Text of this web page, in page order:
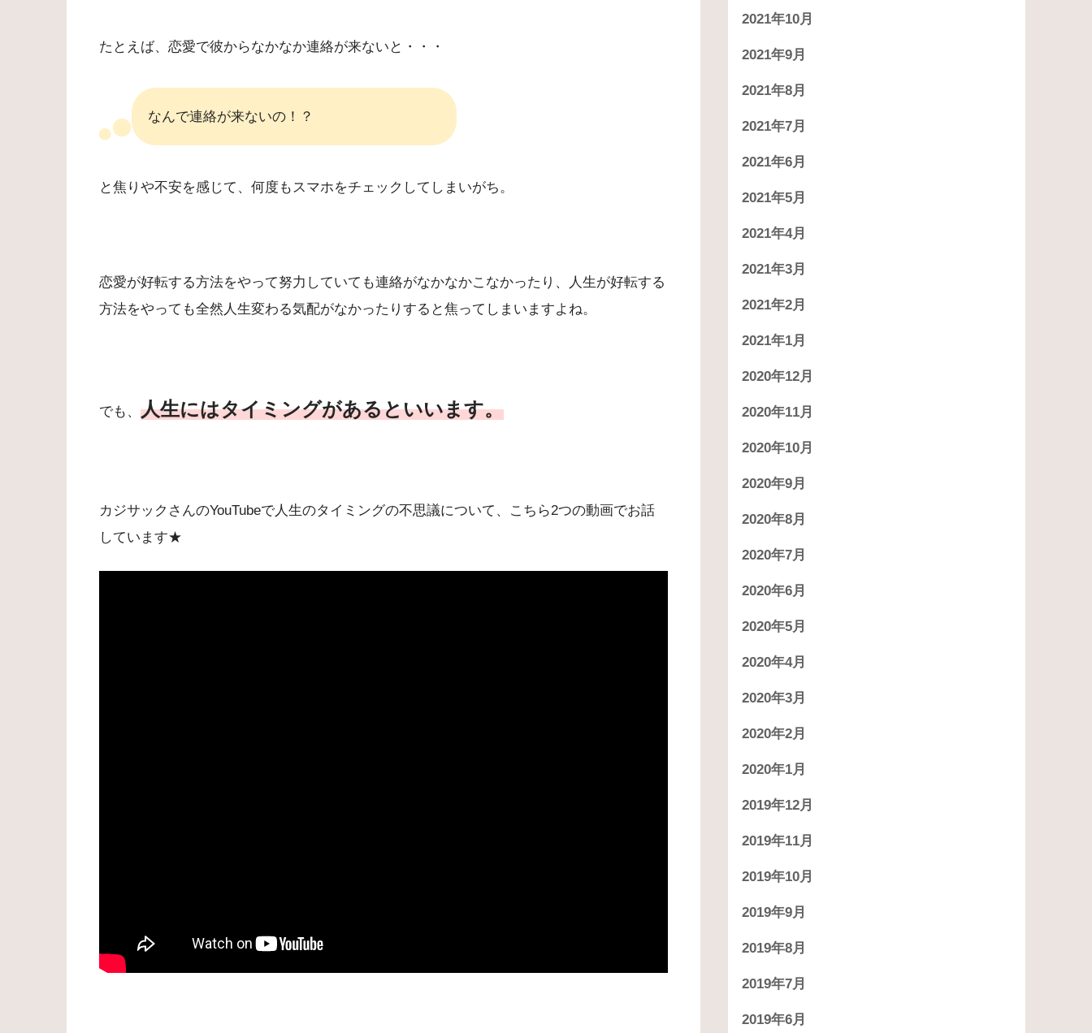
たとえば、恋愛で彼からなかなか連絡が来ないと・・・
なんで連絡が来ないの！？
と焦りや不安を感じて、何度もスマホをチェックしてしまいがち。
恋愛が好転する方法をやって努力していても連絡がなかなかこなかったり、人生が好転する
方法をやっても全然人生変わる気配がなかったりすると焦ってしまいますよね。
でも、 人生にはタイミングがあるといいます。
カジサックさんのYouTubeで人生のタイミングの不思議について、こちら2つの動画でお話
しています★
2021年10月
2021年9月
2021年8月
2021年7月
2021年6月
2021年5月
2021年4月
2021年3月
2021年2月
2021年1月
2020年12月
2020年11月
2020年10月
2020年9月
2020年8月
2020年7月
2020年6月
2020年5月
2020年4月
2020年3月
2020年2月
2020年1月
2019年12月
2019年11月
2019年10月
2019年9月
2019年8月
2019年7月
2019年6月